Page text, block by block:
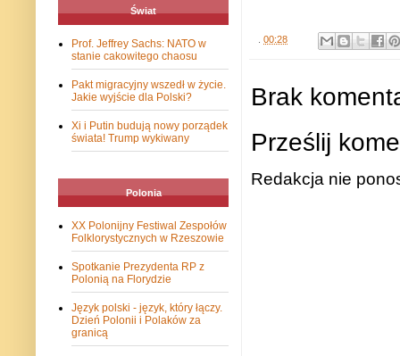
00:28
Brak
Prześlij
Redakcja nie
Świat
Prof. Jeffrey Sachs: NATO w
stanie cakowitego chaosu
Pakt migracyjny wszedł w życie.
Jakie wyjście dla Polski?
Xi i Putin budują nowy porządek
świata! Trump wykiwany
Polonia
XX Polonijny Festiwal Zespołów
Folklorystycznych w Rzeszowie
Spotkanie Prezydenta RP z
Polonią na Florydzie
Język polski - język, który łączy.
Dzień Polonii i Polaków za
granicą